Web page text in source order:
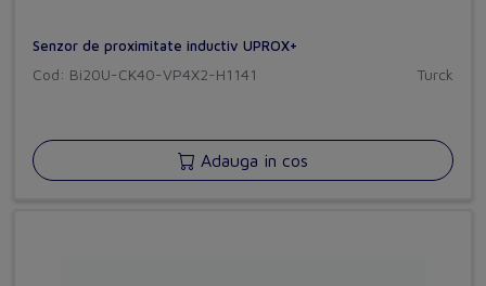
Senzor de proximitate inductiv UPROX+
Cod: Bi20U-CK40-VP4X2-H1141 Turck
Adauga in cos